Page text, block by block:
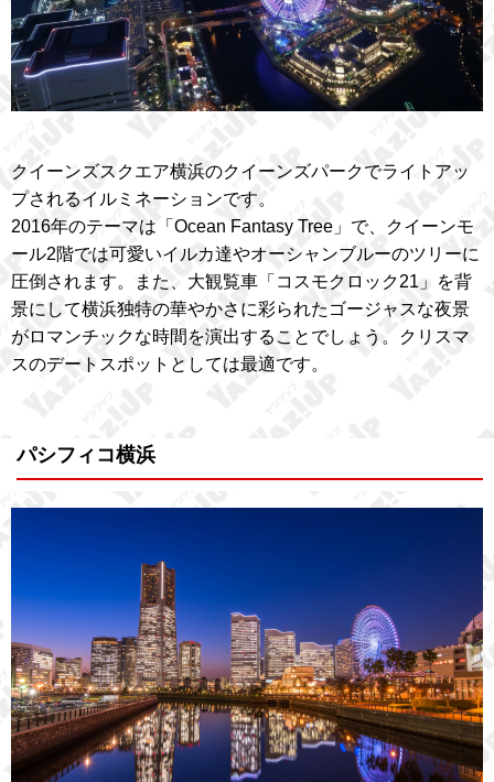
クイーンズスクエア横浜のクイーンズパークでライトアッ
プされるイルミネーションです。
2016年のテーマは「Ocean Fantasy Tree」で、クイーンモ
ール2階では可愛いイルカ達やオーシャンブルーのツリーに
圧倒されます。また、大観覧車「コスモクロック21」を背
景にして横浜独特の華やかさに彩られたゴージャスな夜景
がロマンチックな時間を演出することでしょう。クリスマ
スのデートスポットとしては最適です。
パシフィコ横浜